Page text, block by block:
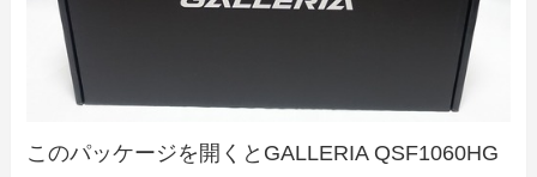
このパッケージを開くとGALLERIA QSF1060HG